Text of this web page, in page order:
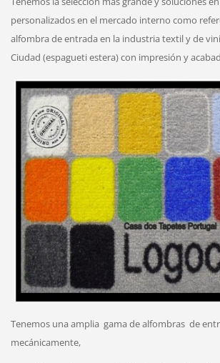
personalizados en el mercado interno como
alfombra de entrada en la industria textil y de
Ciudad (espagueti estera) con impresión y
Tenemos una amplia gama de alfombras de
mecánicamente,